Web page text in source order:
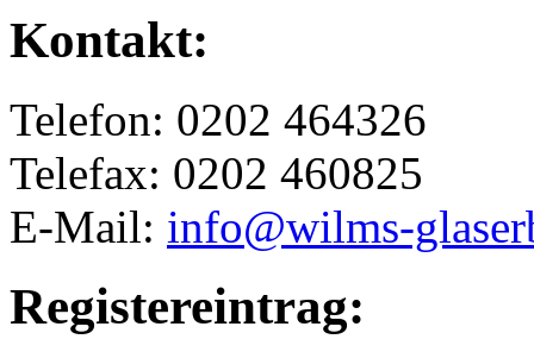
Kontakt:
Telefon: 0202 464326
Telefax: 0202 460825
E-Mail: info@wilms-
Registereintrag: